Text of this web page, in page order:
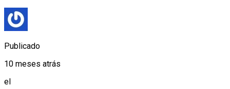
Publicado
10 meses atrás
el